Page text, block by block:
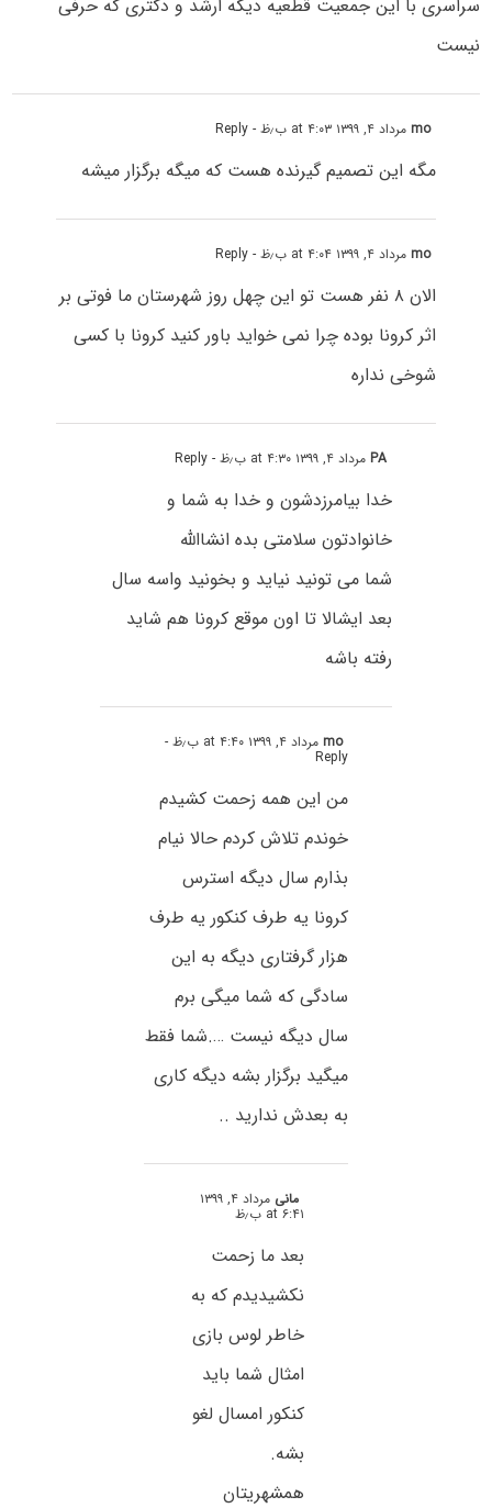
سراسری با این جمعیت قطعیه دیگه ارشد و دکتری که حرفی
نیست
moمرداد ۴, ۱۳۹۹ at ۴:۰۳ ب٫ظ - Reply
مگه این تصمیم گیرنده هست که میگه برگزار میشه
moمرداد ۴, ۱۳۹۹ at ۴:۰۴ ب٫ظ - Reply
الان ۸ نفر هست تو این چهل روز شهرستان ما فوتی بر
اثر کرونا بوده چرا نمی خواید باور کنید کرونا با کسی
شوخی نداره
PAمرداد ۴, ۱۳۹۹ at ۴:۳۰ ب٫ظ - Reply
خدا بیامرزدشون و خدا به شما و
خانوادتون سلامتی بده انشاالله
شما می تونید نیاید و بخونید واسه سال
بعد ایشالا تا اون‌ موقع کرونا هم شاید
رفته باشه
moمرداد ۴, ۱۳۹۹ at ۴:۴۰ ب٫ظ -
Reply
من این همه زحمت کشیدم
خوندم تلاش کردم حالا نیام
بذارم سال دیگه استرس
کرونا یه طرف کنکور یه طرف
هزار گرفتاری دیگه به این
سادگی که شما میگی برم
سال دیگه نیست ….شما فقط
میگید برگزار بشه دیگه کاری
به بعدش ندارید ..
مانی مرداد ۴, ۱۳۹۹
at ۶:۴۱ ب٫ظ
بعد ما زحمت
نکشیدیدم که به
خاطر لوس بازی
امثال شما باید
کنکور امسال لغو
بشه.
همشهریتان